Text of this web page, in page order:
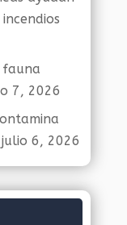
fauna
7, 2026
julio 6, 2026